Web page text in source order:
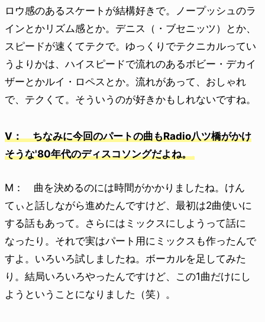
ロウ感のあるスケートが結構好きで。ノープッシュのラ
インとかリズム感とか。デニス（・ブセニッツ）とか、
スピードが速くてテクで。ゆっくりでテクニカルってい
うよりかは、ハイスピードで流れのあるボビー・デカイ
ザーとかルイ・ロペスとか。流れがあって、おしゃれ
で、テクくて。そういうのが好きかもしれないですね。
V： ちなみに今回のパートの曲もRadio八ツ橋がかけ
そうな'80年代のディスコソングだよね。
M： 曲を決めるのには時間がかかりましたね。けん
てぃと話しながら進めたんですけど、最初は2曲使いに
する話もあって。さらにはミックスにしようって話に
なったり。それで実はパート用にミックスも作ったんで
すよ。いろいろ試しましたね。ボーカルを足してみた
り。結局いろいろやったんですけど、この1曲だけにし
ようということになりました（笑）。